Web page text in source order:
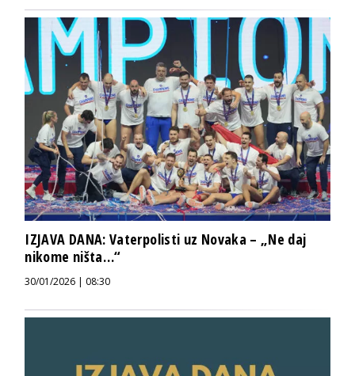
IZJAVA DANA: Vaterpolisti uz Novaka – „Ne daj
nikome ništa…“
30/01/2026 | 08:30